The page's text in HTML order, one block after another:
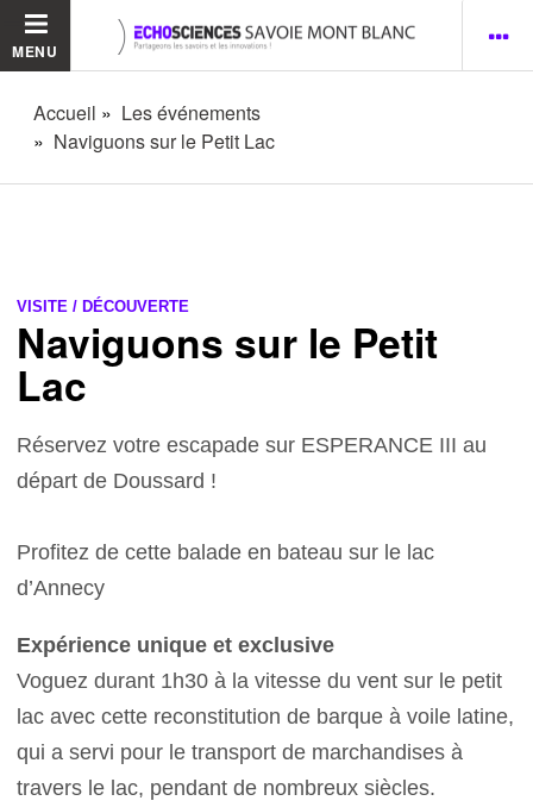
MENU
Accueil
Les événements
Naviguons sur le Petit Lac
VISITE / DÉCOUVERTE
Naviguons sur le Petit
Lac
Réservez votre escapade sur ESPERANCE III au
départ de Doussard !
Profitez de cette balade en bateau sur le lac
d’Annecy
Expérience unique et exclusive
Voguez durant 1h30 à la vitesse du vent sur le petit
lac avec cette reconstitution de barque à voile latine,
qui a servi pour le transport de marchandises à
travers le lac, pendant de nombreux siècles.